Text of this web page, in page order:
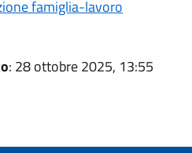
famiglia-lavoro
: 28 ottobre 2025, 13:55